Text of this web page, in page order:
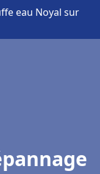
eau Noyal sur